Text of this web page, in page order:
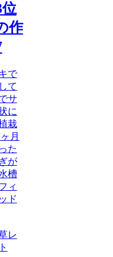
作
で
て
サ
に
栽
月
た
が
槽
ィ
ド
レ